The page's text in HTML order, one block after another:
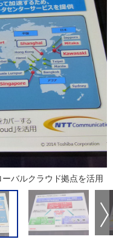
バルクラウド拠点を活用